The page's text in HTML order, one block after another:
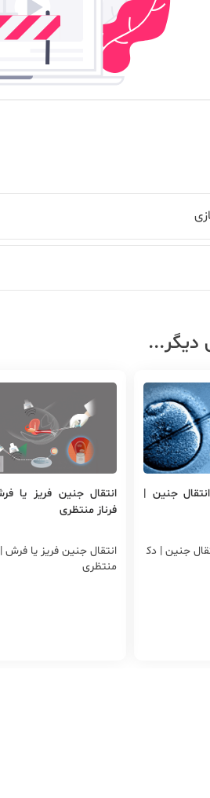
دیگر...
جنین |
جنین | دک
انتقال جنین فریز یا
فرناز منتظری
انتقال جنین فریز یا فرش |
منتظری